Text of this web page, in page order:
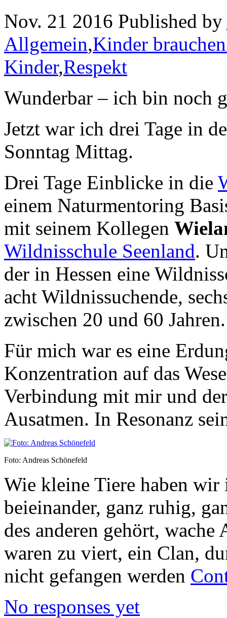
Nov. 21 2016 Published by
Allgemein,Kinder
Kinder,Respekt
Wunderbar – ich bin noch
Jetzt war ich drei Tage in
Sonntag Mittag.
Drei Tage Einblicke in die
einem Naturmentoring
mit seinem Kollegen
Wildnisschule Seenland.
der in Hessen eine
acht Wildnissuchende,
zwischen 20 und 60 Jahren.
Für mich war es eine
Konzentration auf das
Verbindung mit mir und
Ausatmen. In Resonanz
Foto: Andreas Schönefeld
Wie kleine Tiere haben wir
beieinander, ganz ruhig,
des anderen gehört,
waren zu viert, ein Clan,
nicht gefangen werden
No responses yet